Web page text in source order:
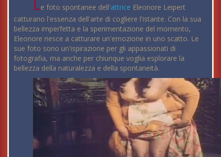
Le foto spontanee dell'attrice Eleonore Leipert
catturano l'essenza dell'arte di cogliere l'istante. Con la sua
bellezza imperfetta e la sperimentazione del momento,
Eleonore riesce a catturare un'emozione in uno scatto. Le
sue foto sono un'ispirazione per gli appassionati di
fotografia, ma anche per chiunque voglia esplorare la
bellezza della naturalezza e della spontaneità.